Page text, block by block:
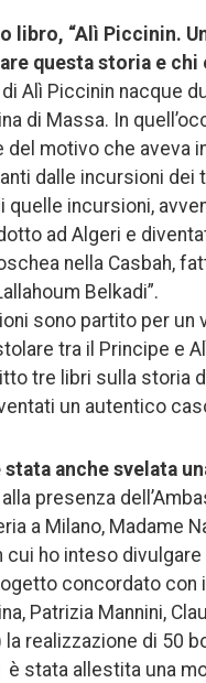
libro, “Alì Piccinin.
questa storia e
di Alì Piccinin nacque
di Massa. In
del motivo che
dalle incursioni dei
quelle incursioni,
ad Algeri e
nella Casbah,
Belkadi”.
sono partito per un
tra il Principe e
tre libri sulla storia
un autentico
stata anche svelata
presenza
a Milano, Madame
cui ho inteso
concordato con
Patrizia Mannini,
la realizzazione di 50
è stata allestita una